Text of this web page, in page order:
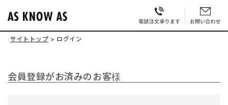
サイトトップ ログイン
会員登録がお済みのお客様